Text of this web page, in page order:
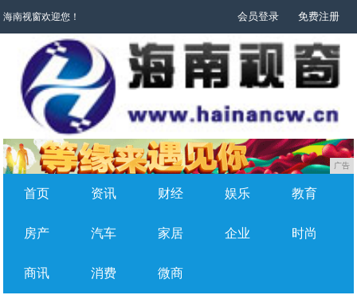
海南视窗欢迎您！ 会员登录 免费注册
广告
首页 资讯 财经 娱乐 教育
房产 汽车 家居 企业 时尚
商讯 消费 微商